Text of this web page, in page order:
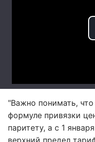
"Важно понимать,
формуле привязки
паритету, а с 1
верхний предел